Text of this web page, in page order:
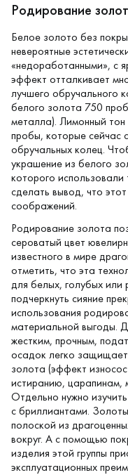
Родирование
Белое золото без
невероятные
«недоработанными», с
эффект отталкивает
лучшего обручального
белого золота 750
металла). Лимонный
пробы, которые сейчас
обручальных колец.
украшение из белого
которого
сделать вывод, что
соображений.
Родирование золота
сероватый цвет
известного в мире
отметить, что эта
для белых, голубых или
подчеркнуть сияние
использования
материальной выгоды.
жестким, прочным,
осадок легко
золота (эффект
истиранию, царапинам,
Отдельно нужно
с бриллиантами.
полоской из
вокруг. А с помощью
изделия этой группы
эксплуатационных